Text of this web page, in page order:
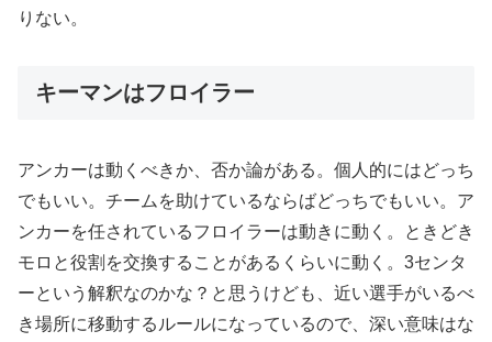
りない。
キーマンはフロイラー
アンカーは動くべきか、否か論がある。個人的にはどっち
でもいい。チームを助けているならばどっちでもいい。ア
ンカーを任されているフロイラーは動きに動く。ときどき
モロと役割を交換することがあるくらいに動く。3センタ
ーという解釈なのかな？と思うけども、近い選手がいるべ
き場所に移動するルールになっているので、深い意味はな